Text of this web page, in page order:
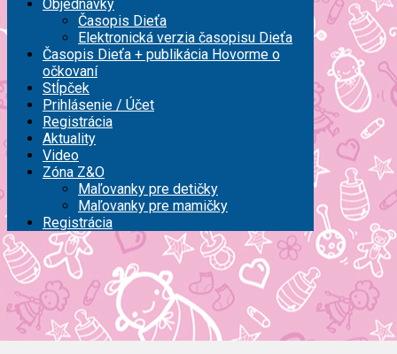
Objednávky
Časopis Dieťa
Elektronická verzia časopisu Dieťa
Časopis Dieťa + publikácia Hovorme o
očkovaní
Stĺpček
Prihlásenie / Účet
Registrácia
Aktuality
Video
Zóna Z&O
Maľovanky pre detičky
Maľovanky pre mamičky
Registrácia